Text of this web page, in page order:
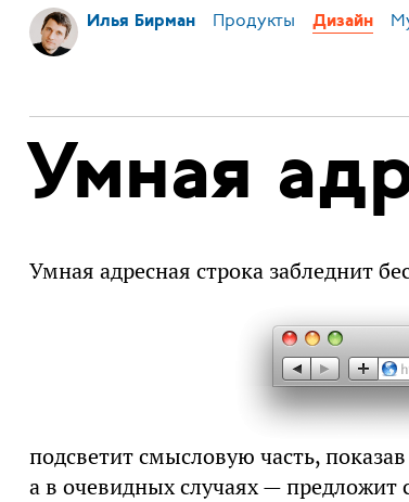
Илья Бирман Продукты Дизайн
Умная
Умная адресная строка забледнит
подсветит смысловую часть,
а в очевидных случаях — предложит